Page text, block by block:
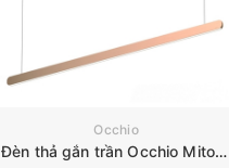
Occhio
Đèn thả gắn trần Occhio Mito volo Rose Gold